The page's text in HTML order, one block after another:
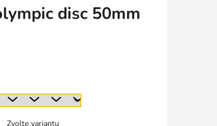
disc 50mm
Zvolte variantu